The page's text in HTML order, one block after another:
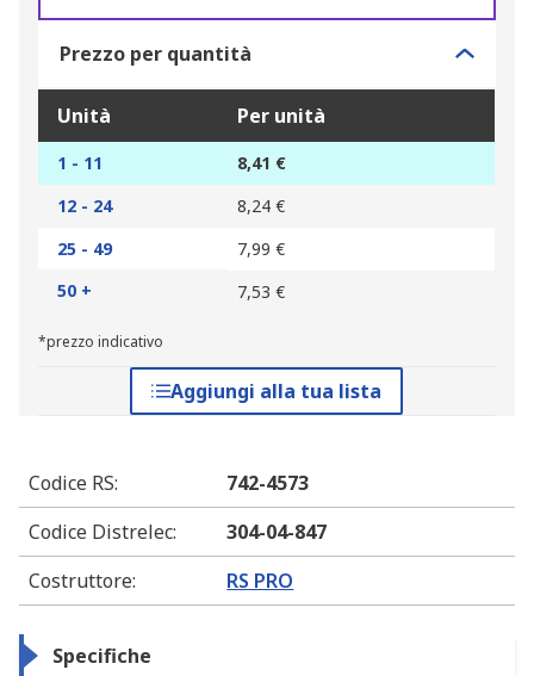
Prezzo per quantità
Unità Per unità
1 - 11
8,41 €
12 - 24
8,24 €
25 - 49
7,99 €
50 +
7,53 €
*prezzo indicativo
Aggiungi alla tua lista
Codice RS:
742-4573
Codice Distrelec:
304-04-847
Costruttore: RS PRO
Specifiche